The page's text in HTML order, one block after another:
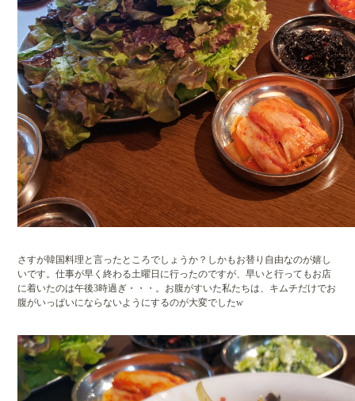
さすが韓国料理と言ったところでしょうか？しかもお替り自由なのが嬉し
いです。仕事が早く終わる土曜日に行ったのですが、早いと行ってもお店
に着いたのは午後3時過ぎ・・・。お腹がすいた私たちは、キムチだけでお
腹がいっぱいにならないようにするのが大変でしたw